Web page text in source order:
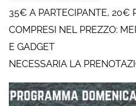
35€ A PARTECIPANTE, 20€
COMPRESI NEL PREZZO:
E GADGET
NECESSARIA LA